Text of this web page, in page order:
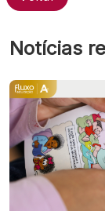
Notícias